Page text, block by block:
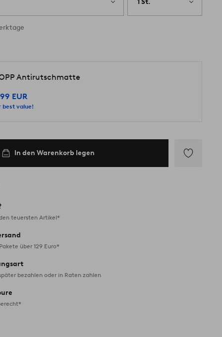
1 St.
Antirutschmatte
EUR
best value!
In den Warenkorb legen
teuersten Artikel*
über 129 Euro*
bezahlen oder in Raten zahlen